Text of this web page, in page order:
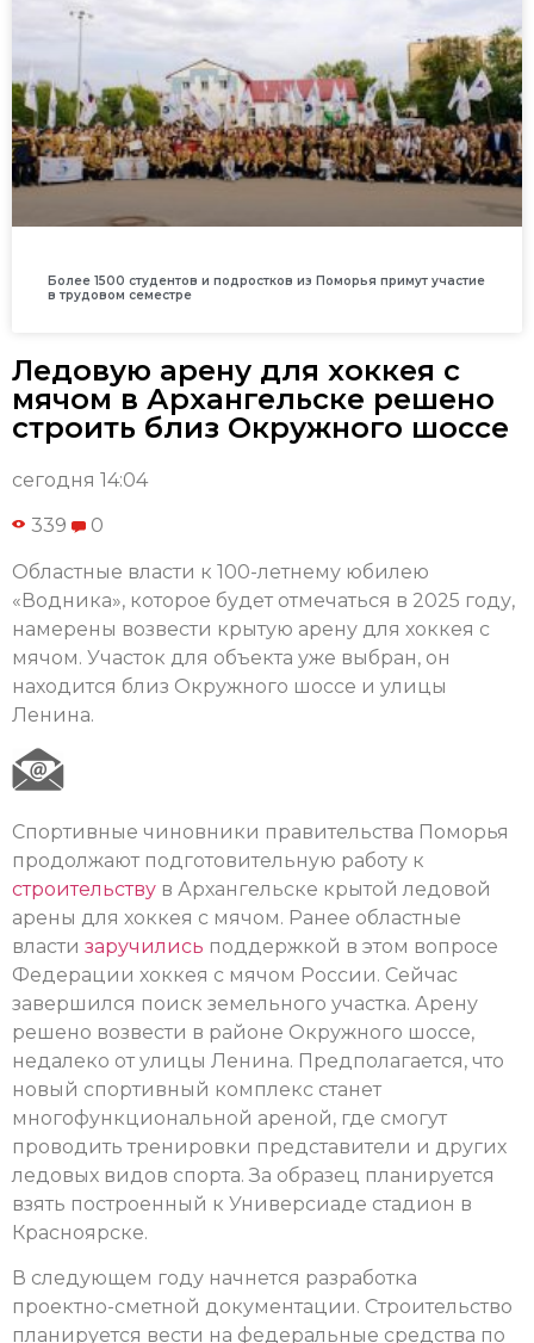
Более 1500 студентов и подростков из Поморья примут участие
в трудовом семестре
Ледовую арену для хоккея с
мячом в Архангельске решено
строить близ Окружного шоссе
сегодня 14:04
339 0
Областные власти к 100-летнему юбилею
«Водника», которое будет отмечаться в 2025 году,
намерены возвести крытую арену для хоккея с
мячом. Участок для объекта уже выбран, он
находится близ Окружного шоссе и улицы
Ленина.
Спортивные чиновники правительства Поморья
продолжают подготовительную работу к
строительству в Архангельске крытой ледовой
арены для хоккея с мячом. Ранее областные
власти заручились поддержкой в этом вопросе
Федерации хоккея с мячом России. Сейчас
завершился поиск земельного участка. Арену
решено возвести в районе Окружного шоссе,
недалеко от улицы Ленина. Предполагается, что
новый спортивный комплекс станет
многофункциональной ареной, где смогут
проводить тренировки представители и других
ледовых видов спорта. За образец планируется
взять построенный к Универсиаде стадион в
Красноярске.
В следующем году начнется разработка
проектно-сметной документации. Строительство
планируется вести на федеральные средства по